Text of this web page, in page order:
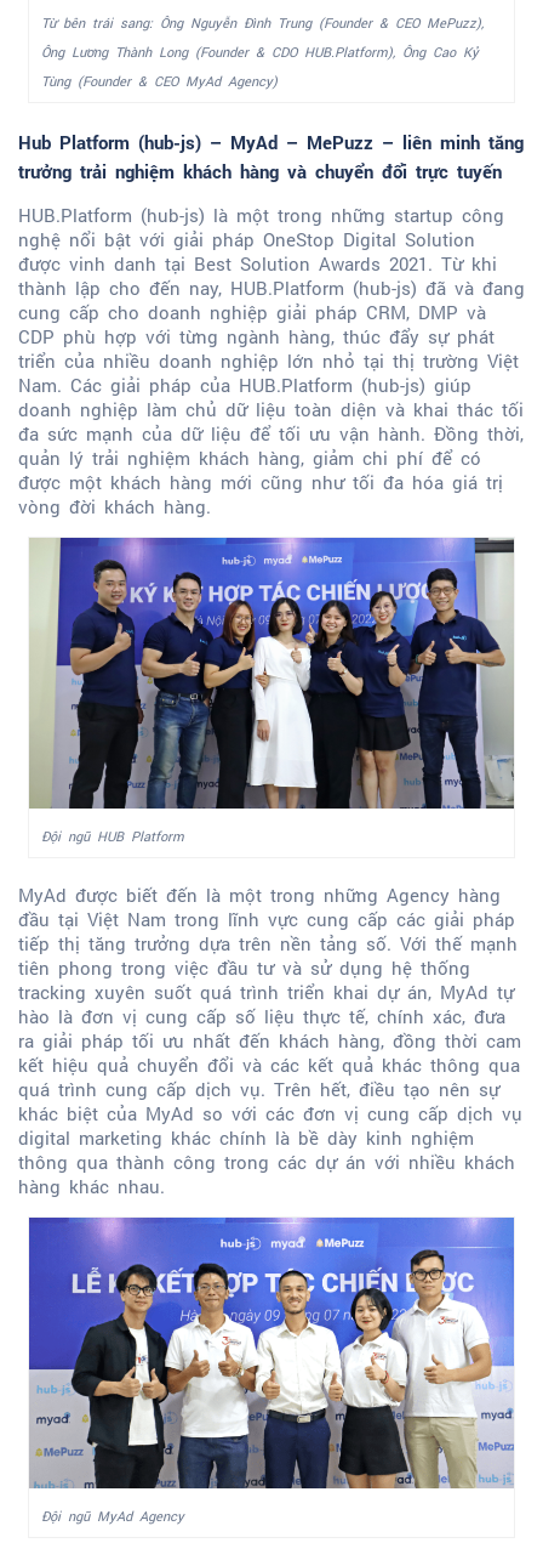
Từ bên trái sang: Ông Nguyễn Đình Trung (Founder & CEO MePuzz),
Ông Lương Thành Long (Founder & CDO HUB.Platform), Ông Cao Kỷ
Tùng (Founder & CEO MyAd Agency)
Hub Platform (hub-js) – MyAd – MePuzz – liên minh tăng
trưởng trải nghiệm khách hàng và chuyển đổi trực tuyến
HUB.Platform (hub-js) là một trong những startup công
nghệ nổi bật với giải pháp OneStop Digital Solution
được vinh danh tại Best Solution Awards 2021. Từ khi
thành lập cho đến nay, HUB.Platform (hub-js) đã và đang
cung cấp cho doanh nghiệp giải pháp CRM, DMP và
CDP phù hợp với từng ngành hàng, thúc đẩy sự phát
triển của nhiều doanh nghiệp lớn nhỏ tại thị trường Việt
Nam. Các giải pháp của HUB.Platform (hub-js) giúp
doanh nghiệp làm chủ dữ liệu toàn diện và khai thác tối
đa sức mạnh của dữ liệu để tối ưu vận hành. Đồng thời,
quản lý trải nghiệm khách hàng, giảm chi phí để có
được một khách hàng mới cũng như tối đa hóa giá trị
vòng đời khách hàng.
Đội ngũ HUB Platform
MyAd được biết đến là một trong những Agency hàng
đầu tại Việt Nam trong lĩnh vực cung cấp các giải pháp
tiếp thị tăng trưởng dựa trên nền tảng số. Với thế mạnh
tiên phong trong việc đầu tư và sử dụng hệ thống
tracking xuyên suốt quá trình triển khai dự án, MyAd tự
hào là đơn vị cung cấp số liệu thực tế, chính xác, đưa
ra giải pháp tối ưu nhất đến khách hàng, đồng thời cam
kết hiệu quả chuyển đổi và các kết quả khác thông qua
quá trình cung cấp dịch vụ. Trên hết, điều tạo nên sự
khác biệt của MyAd so với các đơn vị cung cấp dịch vụ
digital marketing khác chính là bề dày kinh nghiệm
thông qua thành công trong các dự án với nhiều khách
hàng khác nhau.
Đội ngũ MyAd Agency